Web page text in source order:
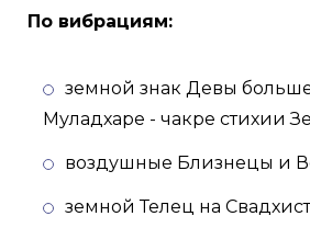
По вибрациям:
земной знак Девы
Муладхаре - чакре стихии
воздушные Близнецы и
земной Телец на